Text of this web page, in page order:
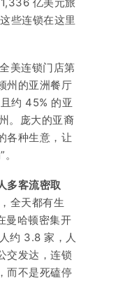
些连锁在这里
美连锁门店第
州的亚洲餐厅
约 45% 的亚
。庞大的亚裔
各种生意，让
多客流密取
全天都有生
曼哈顿密集开
约 3.8 家，人
交发达，连锁
而不是死磕停